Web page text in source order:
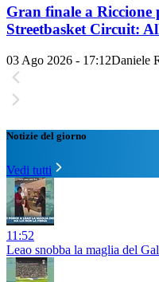
Gran finale a
Streetbasket Circuit:
03 Ago 2026 - 17:12Daniele
Notizie del giorno
Vedi tutti
11:52
Leao snobba la maglia del